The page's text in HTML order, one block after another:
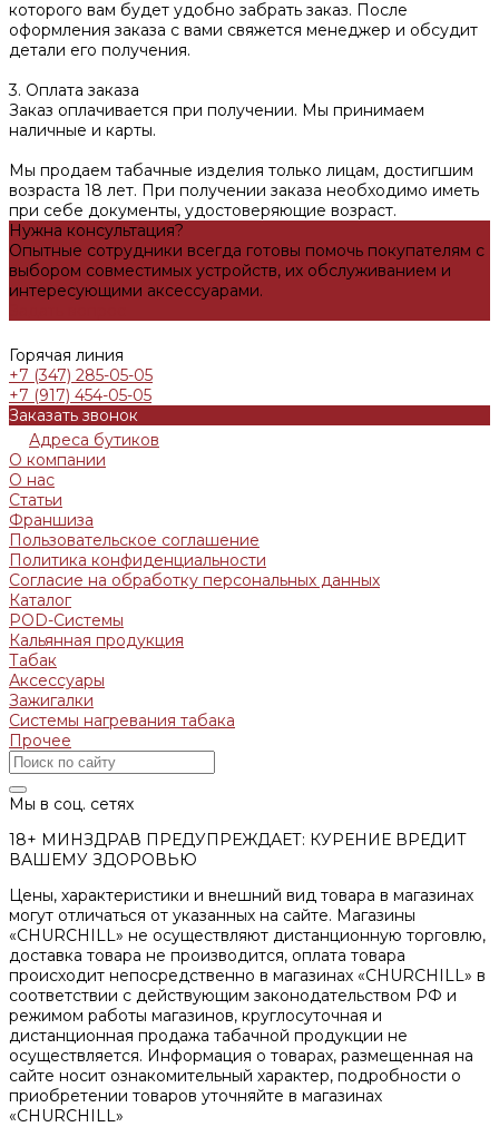
которого вам будет удобно забрать заказ. После
оформления заказа с вами свяжется менеджер и обсудит
детали его получения.
3. Оплата заказа
Заказ оплачивается при получении. Мы принимаем
наличные и карты.
Мы продаем табачные изделия только лицам, достигшим
возраста 18 лет. При получении заказа необходимо иметь
при себе документы, удостоверяющие возраст.
Нужна консультация?
Опытные сотрудники всегда готовы помочь покупателям с
выбором совместимых устройств, их обслуживанием и
интересующими аксессуарами.
Горячая линия
+7 (347) 285-05-05
+7 (917) 454-05-05
Заказать звонок
Адреса бутиков
О компании
О нас
Статьи
Франшиза
Пользовательское соглашение
Политика конфиденциальности
Согласие на обработку персональных данных
Каталог
POD-Системы
Кальянная продукция
Табак
Аксессуары
Зажигалки
Системы нагревания табака
Прочее
Мы в соц. сетях
18+ МИНЗДРАВ ПРЕДУПРЕЖДАЕТ: КУРЕНИЕ ВРЕДИТ
ВАШЕМУ ЗДОРОВЬЮ
Цены, характеристики и внешний вид товара в магазинах
могут отличаться от указанных на сайте. Магазины
«CHURCHILL» не осуществляют дистанционную торговлю,
доставка товара не производится, оплата товара
происходит непосредственно в магазинах «CHURCHILL» в
соответствии с действующим законодательством РФ и
режимом работы магазинов, круглосуточная и
дистанционная продажа табачной продукции не
осуществляется. Информация о товарах, размещенная на
сайте носит ознакомительный характер, подробности о
приобретении товаров уточняйте в магазинах
«CHURCHILL»